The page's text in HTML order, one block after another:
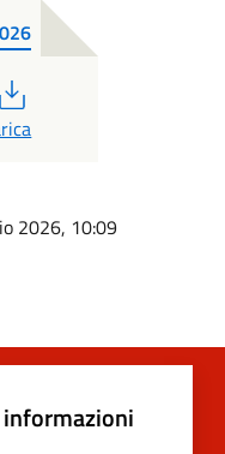
2026, 10:09
informazioni